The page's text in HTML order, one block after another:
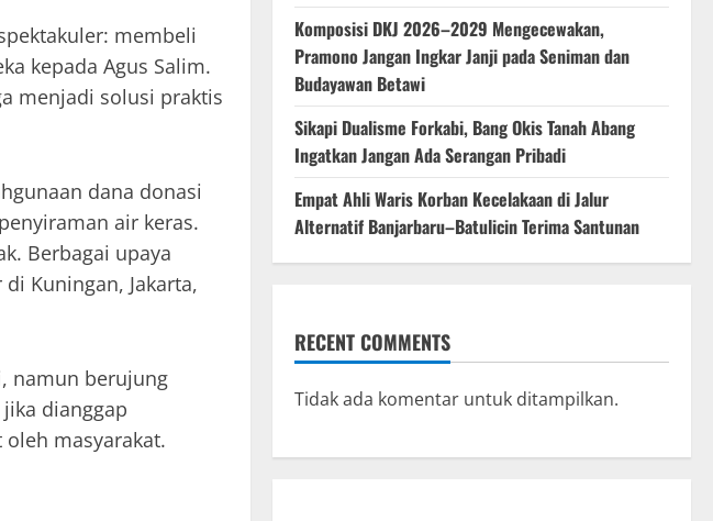
membeli
kepada Agus Salim.
menjadi solusi praktis
dana donasi
air keras.
Berbagai upaya
Kuningan, Jakarta,
namun berujung
dianggap
masyarakat.
Komposisi DKJ 2026–2029 Mengecewakan,
Pramono Jangan Ingkar Janji pada Seniman dan
Budayawan Betawi
Sikapi Dualisme Forkabi, Bang Okis Tanah Abang
Ingatkan Jangan Ada Serangan Pribadi
Empat Ahli Waris Korban Kecelakaan di Jalur
Alternatif Banjarbaru–Batulicin Terima Santunan
RECENT COMMENTS
Tidak ada komentar untuk ditampilkan.